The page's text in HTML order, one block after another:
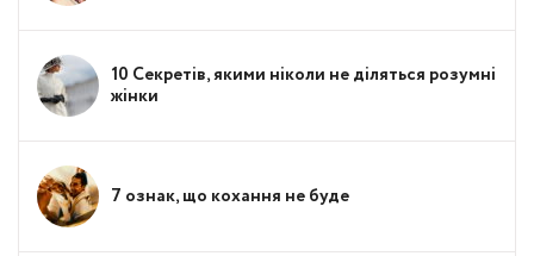
10 Секретів, якими ніколи не діляться розумні
жінки
7 ознак, що кохання не буде